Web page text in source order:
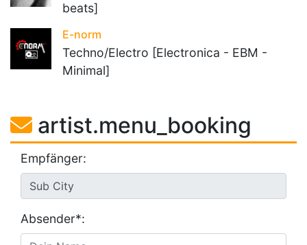
beats]
E-norm
Techno/Electro [Electronica - EBM -
Minimal]
artist.menu_booking
Empfänger:
Absender*: